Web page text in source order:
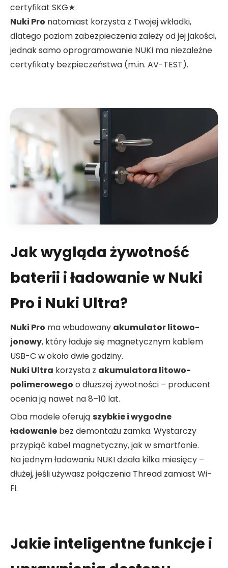
certyfikat SKG★.
Nuki Pro natomiast korzysta z Twojej wkładki,
dlatego poziom zabezpieczenia zależy od jej jakości,
jednak samo oprogramowanie NUKI ma niezależne
certyfikaty bezpieczeństwa (m.in. AV-TEST).
Jak wygląda żywotność
baterii i ładowanie w Nuki
Pro i Nuki Ultra?
Nuki Pro ma wbudowany akumulator litowo-
jonowy, który ładuje się magnetycznym kablem
USB-C w około dwie godziny.
Nuki Ultra korzysta z akumulatora litowo-
polimerowego o dłuższej żywotności – producent
ocenia ją nawet na 8–10 lat.
Oba modele oferują szybkie i wygodne
ładowanie bez demontażu zamka. Wystarczy
przypiąć kabel magnetyczny, jak w smartfonie.
Na jednym ładowaniu NUKI działa kilka miesięcy –
dłużej, jeśli używasz połączenia Thread zamiast Wi-
Fi.
Jakie inteligentne funkcje i